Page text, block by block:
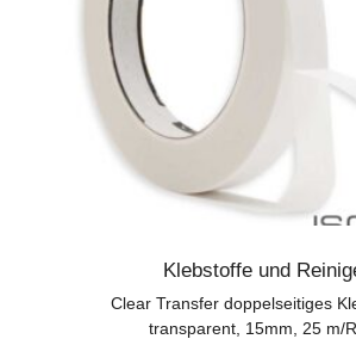
Klebstoffe und
Clear Transfer doppelseitiges
transparent, 15mm, 25 m/